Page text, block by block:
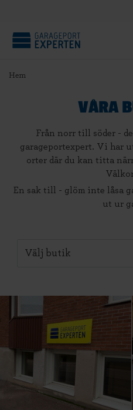
Hem
VÅRA
Från norr till söder -
garageportexpert. Vi har
orter där du kan titta
En sak till - glöm inte låsa
ut ur